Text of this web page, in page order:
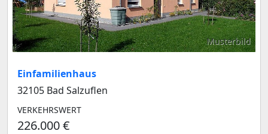
Musterbild
Einfamilienhaus
32105 Bad Salzuflen
VERKEHRSWERT
226.000 €